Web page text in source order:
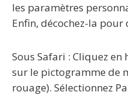
les paramètres
Enfin, décochez-la pour
Sous Safari : Cliquez
sur le pictogramme de
rouage). Sélectionnez